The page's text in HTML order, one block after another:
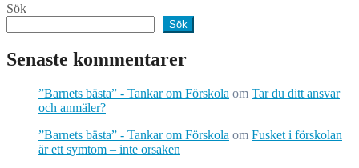
Sök
Sök
Senaste kommentarer
”Barnets bästa” - Tankar om Förskola om Tar du ditt ansvar
och anmäler?
”Barnets bästa” - Tankar om Förskola om Fusket i förskolan
är ett symtom – inte orsaken